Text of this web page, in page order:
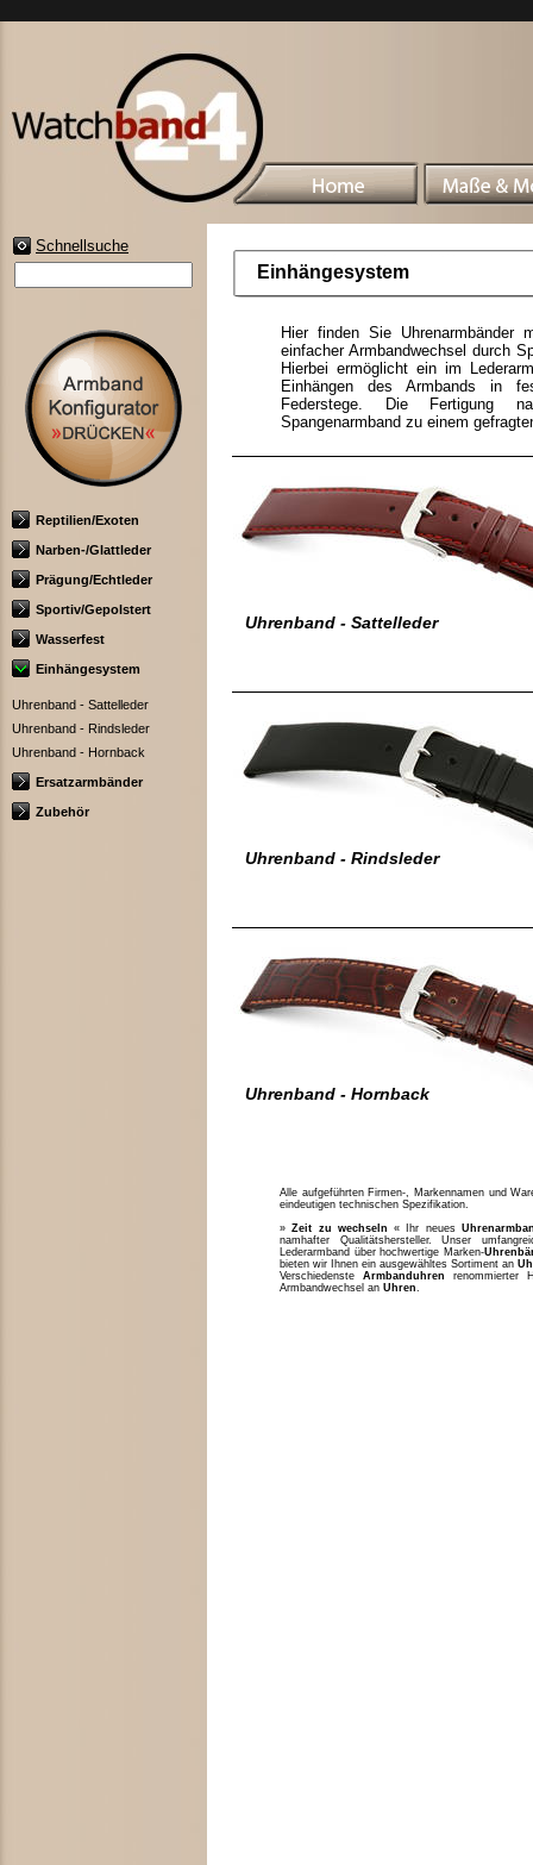
Schnellsuche
Reptilien/Exoten
Narben-/Glattleder
Prägung/Echtleder
Sportiv/Gepolstert
Wasserfest
Einhängesystem
Uhrenband - Sattelleder
Uhrenband - Rindsleder
Uhrenband - Hornback
Ersatzarmbänder
Zubehör
Einhängesystem
Hier finden Sie Uhrenarmbänder
einfacher Armbandwechsel durch
Hierbei ermöglicht ein im
Einhängen des Armbands in
Federstege. Die Fertigung
Spangenarmband zu einem
Uhrenband - Sattelleder
Uhrenband - Rindsleder
Uhrenband - Hornback
Alle aufgeführten Firmen-, Markennamen und
eindeutigen technischen Spezifikation.
»Zeit zu wechseln « Ihr neues
namhafter Qualitätshersteller. Unser
Lederarmband über hochwertige Marken-
bieten wir Ihnen ein ausgewähltes Sortiment an
Verschiedenste Armbanduhren renommierter
Armbandwechsel an Uhren.